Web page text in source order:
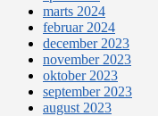
marts 2024
februar 2024
december 2023
november 2023
oktober 2023
september 2023
august 2023